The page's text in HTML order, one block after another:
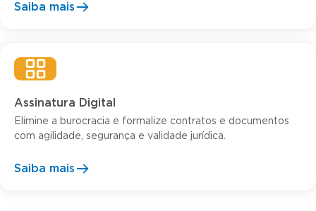
Saiba mais
Assinatura Digital
Elimine a burocracia e formalize contratos e documentos
com agilidade, segurança e validade jurídica.
Saiba mais